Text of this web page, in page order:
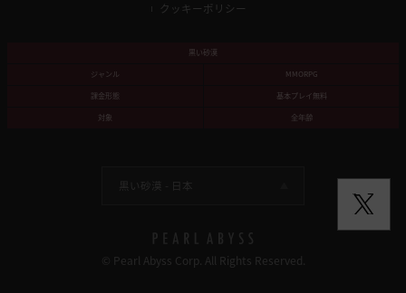
クッキーポリシー
黒い砂漠
ジャンル
MMORPG
課金形態
基本プレイ無料
対象
全年齢
黒い砂漠 - 日本
© Pearl Abyss Corp. All Rights Reserved.